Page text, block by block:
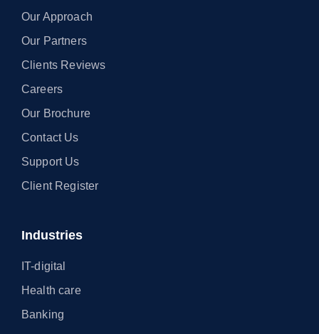
Our Approach
Our Partners
Clients Reviews
Careers
Our Brochure
Contact Us
Support Us
Client Register
Industries
IT-digital
Health care
Banking